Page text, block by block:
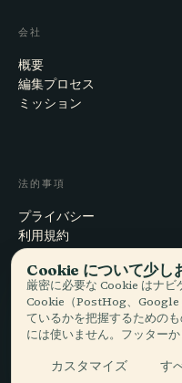
会社
概要
編集プロセス
ミッション
法的事項
プライバシー
利用規約
Cookie設定
アカウント削除
© 2026 Audiala · スイス・モル
EN · FR · DE
Cookie について少し
厳密に必要な Cookie はナ
Cookie（PostHog、Google
ているかを把握するための
には使いません。フッター
カスタマイズ す